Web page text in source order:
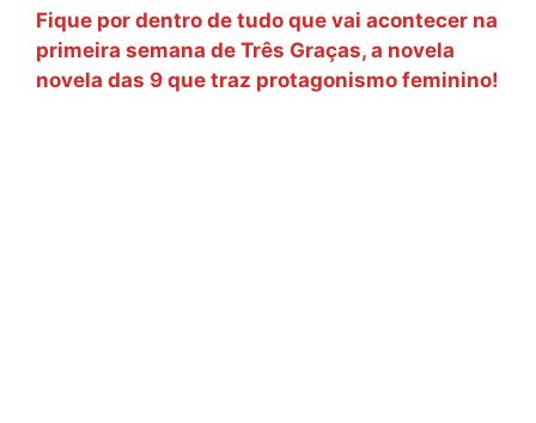
Fique por dentro de tudo que vai acontecer na
primeira semana de Três Graças, a novela
novela das 9 que traz protagonismo feminino!